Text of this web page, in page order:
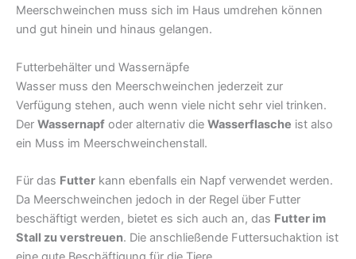
Meerschweinchen muss sich im Haus umdrehen können
und gut hinein und hinaus gelangen.
Futterbehälter und Wassernäpfe
Wasser muss den Meerschweinchen jederzeit zur
Verfügung stehen, auch wenn viele nicht sehr viel trinken.
Der Wassernapf oder alternativ die Wasserflasche ist also
ein Muss im Meerschweinchenstall.
Für das Futter kann ebenfalls ein Napf verwendet werden.
Da Meerschweinchen jedoch in der Regel über Futter
beschäftigt werden, bietet es sich auch an, das Futter im
Stall zu verstreuen. Die anschließende Futtersuchaktion ist